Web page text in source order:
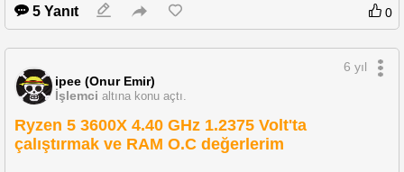
VE son olarak @0ldskool 'a cihaza Openwrt'nin nasıl kurulduğuyla alakalı
paylaşımı ve takıldığım yerlerde kendi cihazıymış gibi bana yardım ettiğinden
https://forum.donanimhaber.com/xiaomi-mi-router-modelleri-ve-openwrt-firm
ware-ana-konu-openwrt-21-02-0-yayinlandi--135790478-9#145819597
Kullandığınız Openwrt eklentilerini lütfen bizimle paylaşın.
5 Yanıt 0
ipee (Onur Emir)
İşlemci altına konu açtı.
6 yıl
Ryzen 5 3600X 4.40 GHz 1.2375 Volt'ta
çalıştırmak ve RAM O.C değerlerim